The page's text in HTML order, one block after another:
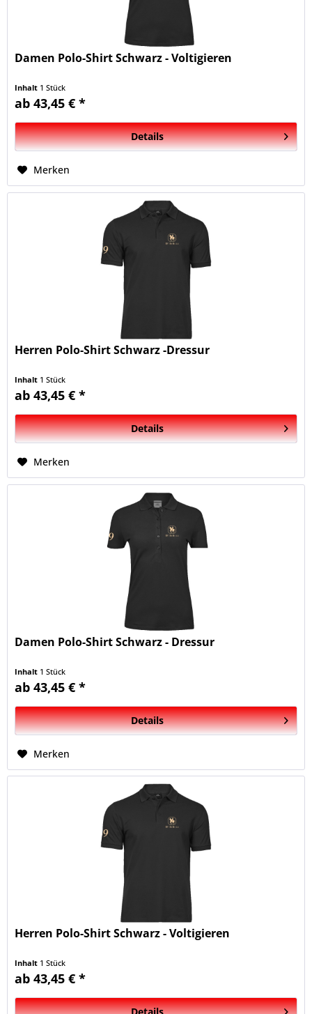
Damen Polo-Shirt Schwarz - Voltigieren
Inhalt 1 Stück
ab 43,45 € *
Details
Merken
Herren Polo-Shirt Schwarz -Dressur
Inhalt 1 Stück
ab 43,45 € *
Details
Merken
Damen Polo-Shirt Schwarz - Dressur
Inhalt 1 Stück
ab 43,45 € *
Details
Merken
Herren Polo-Shirt Schwarz - Voltigieren
Inhalt 1 Stück
ab 43,45 € *